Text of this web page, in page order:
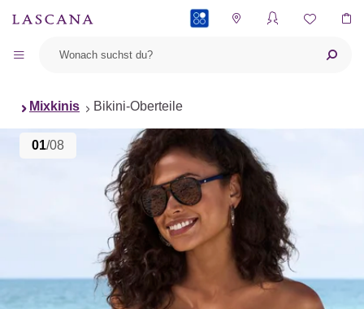
Mixkinis Bikini-Oberteile
01/08